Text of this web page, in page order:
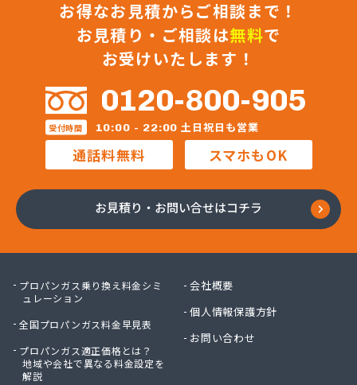
協同石油株式会社
橋本産業株式会社 塩釜営業所
橋本産業株式会社 石巻営業所
橋本産業株式会社仙台営業所
熊谷燃料住設株式会社
後藤商店
工藤商店
高橋商店
高橋燃料店
佐藤電気商会
佐藤燃料店
砂金石油ガス株式会社 東仙台営業所
三浦商店
三宝物産株式会社
お得なお見積からご相談まで！
お見積り・ご相談は無料で
お受けいたします！
0120-800-905
受付時間 10:00 - 22:00 土日祝日も営業
通話料無料 スマホもOK
お見積り・お問い合せはコチラ
プロパンガス乗り換え料金シミ
ュレーション
全国プロパンガス料金早見表
プロパンガス適正価格とは？
地域や会社で異なる料金設定を
解説
会社概要
個人情報保護方針
お問い合わせ